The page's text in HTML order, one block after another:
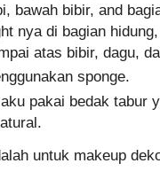
bawah bibir, and
nya di bagian
atas bibir, dagu,
sponge.
pakai bedak tabur
untuk makeup